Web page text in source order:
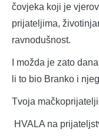
čovjeka koji je
prijateljima,
ravnodušnost.
I možda je zato
li to bio Branko i
Tvoja
HVALA na